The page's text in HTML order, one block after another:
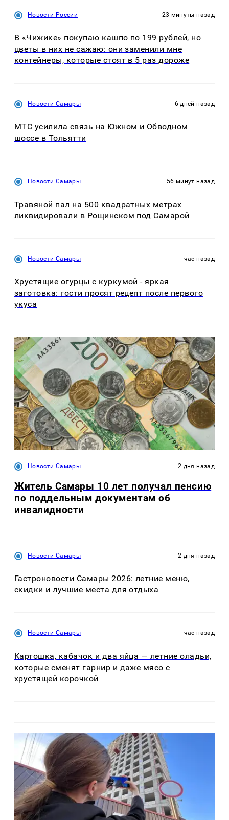
Новости России 23 минуты назад
В «Чижике» покупаю кашпо по 199 рублей, но
цветы в них не сажаю: они заменили мне
контейнеры, которые стоят в 5 раз дороже
Новости Самары 6 дней назад
МТС усилила связь на Южном и Обводном
шоссе в Тольятти
Новости Самары 56 минут назад
Травяной пал на 500 квадратных метрах
ликвидировали в Рощинском под Самарой
Новости Самары час назад
Хрустящие огурцы с куркумой - яркая
заготовка: гости просят рецепт после первого
укуса
Новости Самары 2 дня назад
Житель Самары 10 лет получал пенсию
по поддельным документам об
инвалидности
Новости Самары 2 дня назад
Гастроновости Самары 2026: летние меню,
скидки и лучшие места для отдыха
Новости Самары час назад
Картошка, кабачок и два яйца — летние оладьи,
которые сменят гарнир и даже мясо с
хрустящей корочкой